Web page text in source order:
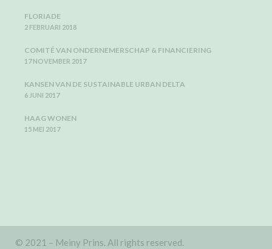
FLORIADE
2 FEBRUARI 2018
COMITÉ VAN ONDERNEMERSCHAP & FINANCIERING
17 NOVEMBER 2017
KANSEN VAN DE SUSTAINABLE URBAN DELTA
6 JUNI 2017
HAAG WONEN
15 MEI 2017
© 2021 – Meiny Prins. All rights reserved.